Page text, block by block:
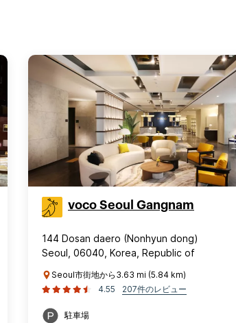
voco Seoul Gangnam
144 Dosan daero (Nonhyun dong)
Seoul, 06040, Korea, Republic of
Seoul市街地から3.63 mi (5.84 km)
4.55
207件のレビュー
駐車場